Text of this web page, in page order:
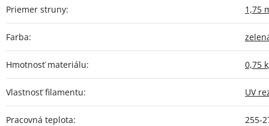
Priemer struny: 1,75
Farba:
Hmotnosť materiálu: 0,75
Vlastnosť filamentu: UV
Pracovná teplota: 255-